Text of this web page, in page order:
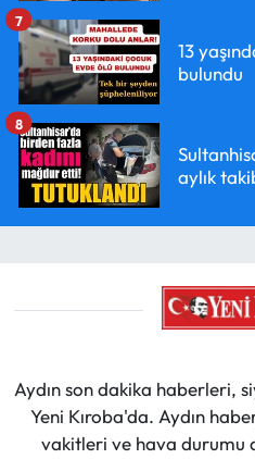
13
bulundu
7
aylık
8
Aydın son dakika haberleri,
Yeni Kıroba'da. Aydın
vakitleri ve hava durumu